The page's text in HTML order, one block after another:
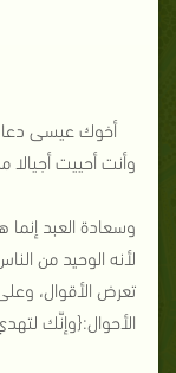
أخوك عيسى دعا
وأنت أحييت أجيالا
وسعادة العبد
لأنه الوحيد من
تعرض الأقوال،
الأحوال:{وإنّك